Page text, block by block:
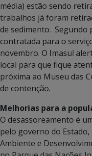
média) estão sendo
trabalhos já foram
de sedimento. Segundo
contratada para o
novembro. O Imasul
local para que fique
próxima ao Museu das
de contenção.
Melhorias para a
O desassoreamento é
pelo governo do
Ambiente e